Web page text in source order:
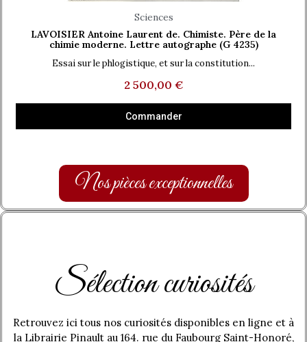
Aperçu rapide
Sciences
LAVOISIER Antoine Laurent de. Chimiste. Père de la
chimie moderne. Lettre autographe (G 4235)
Essai sur le phlogistique, et sur la constitution...
2 500,00 €
Commander
Nos pièces exceptionnelles
Sélection curiosités
Retrouvez ici tous nos curiosités disponibles en ligne et à
la Librairie Pinault au 164. rue du Faubourg Saint-Honoré,